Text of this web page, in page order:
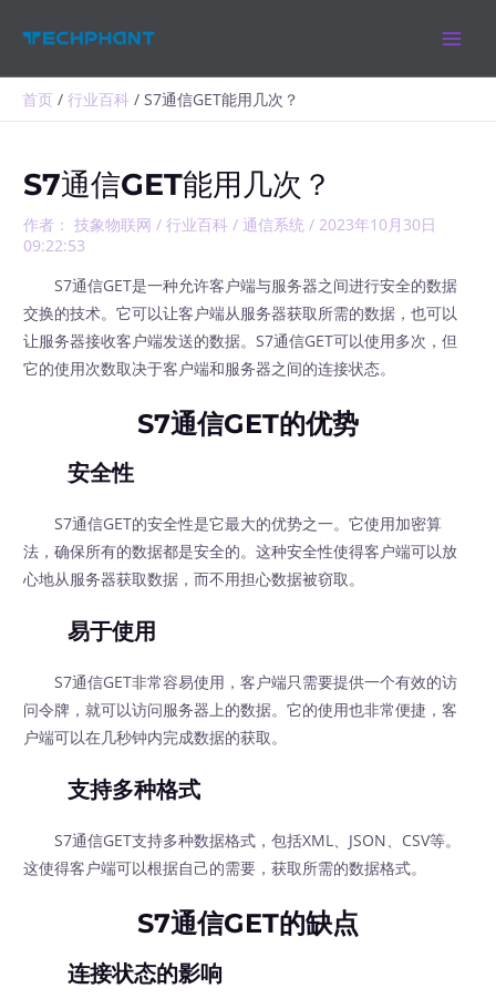
首页 行业百科 S7通信GET能用几次？
S7通信GET能用几次？
作者： 技象物联网/行业百科 /通信系统 /2023年10月30日
09:22:53
S7通信GET是一种允许客户端与服务器之间进行安全的数据
交换的技术。它可以让客户端从服务器获取所需的数据，也可以
让服务器接收客户端发送的数据。S7通信GET可以使用多次，但
它的使用次数取决于客户端和服务器之间的连接状态。
S7通信GET的优势
安全性
S7通信GET的安全性是它最大的优势之一。它使用加密算
法，确保所有的数据都是安全的。这种安全性使得客户端可以放
心地从服务器获取数据，而不用担心数据被窃取。
易于使用
S7通信GET非常容易使用，客户端只需要提供一个有效的访
问令牌，就可以访问服务器上的数据。它的使用也非常便捷，客
户端可以在几秒钟内完成数据的获取。
支持多种格式
S7通信GET支持多种数据格式，包括XML、JSON、CSV等。
这使得客户端可以根据自己的需要，获取所需的数据格式。
S7通信GET的缺点
连接状态的影响